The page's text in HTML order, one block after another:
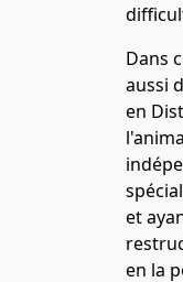
Dans
aussi
en
et
en la